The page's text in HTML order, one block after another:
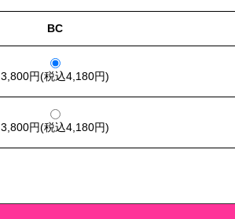
BC
3,800円(税込4,180円)
3,800円(税込4,180円)